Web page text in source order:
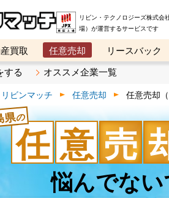
リビン・テクノロジーズ株式会
場）が運営するサービスです
買取 任意売却 リースバック
ベスト不動産カンパニー オンライン
する オススメ企業一覧
ビンマッチ 任意売却 任意売却（
県の
任 意 売
悩んでな